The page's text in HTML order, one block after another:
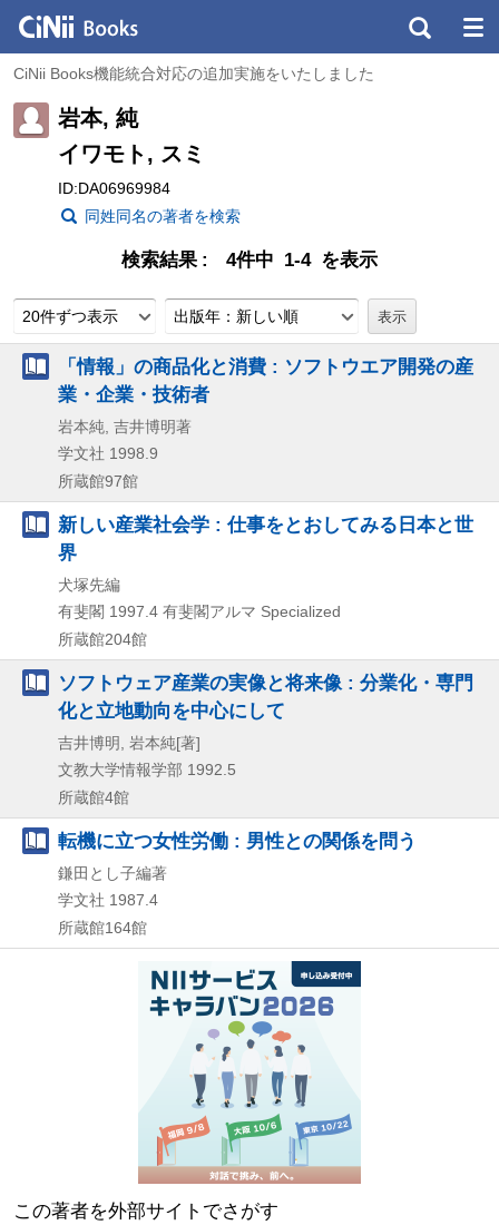
CiNii Books機能統合対応の追加実施をいたしました
岩本, 純
イワモト, スミ
ID:DA06969984
同姓同名の著者を検索
検索結果 4件中 1-4 を表示
20件ずつ表示 出版年：新しい順
「情報」の商品化と消費 : ソフトウエア開発の産
業・企業・技術者
岩本純, 吉井博明著
学文社 1998.9
所蔵館97館
新しい産業社会学 : 仕事をとおしてみる日本と世
界
犬塚先編
有斐閣 1997.4 有斐閣アルマ Specialized
所蔵館204館
ソフトウェア産業の実像と将来像 : 分業化・専門
化と立地動向を中心にして
吉井博明, 岩本純[著]
文教大学情報学部 1992.5
所蔵館4館
転機に立つ女性労働 : 男性との関係を問う
鎌田とし子編著
学文社 1987.4
所蔵館164館
この著者を外部サイトでさがす